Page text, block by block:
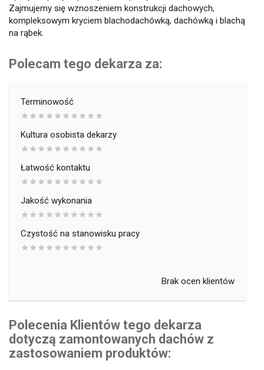
Zajmujemy się wznoszeniem konstrukcji dachowych,
kompleksowym kryciem blachodachówką, dachówką i blachą
na rąbek.
Polecam tego dekarza za:
Terminowość
Kultura osobista dekarzy
Łatwość kontaktu
Jakość wykonania
Czystość na stanowisku pracy
Brak ocen klientów
Polecenia Klientów tego dekarza
dotyczą zamontowanych dachów z
zastosowaniem produktów: